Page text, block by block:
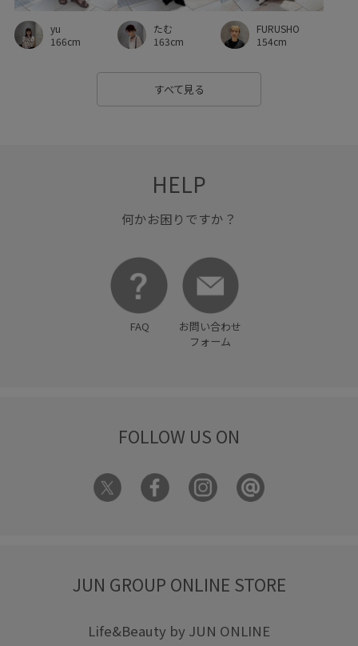
yu
166cm
たむ
163cm
FURUSHO
154cm
すべて見る
HELP
何かお困りですか？
FAQ
お問い合わせ
フォーム
FOLLOW US ON
JUN GROUP ONLINE STORE
Life&Beauty by JUN ONLINE